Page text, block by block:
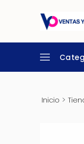
Inicio >